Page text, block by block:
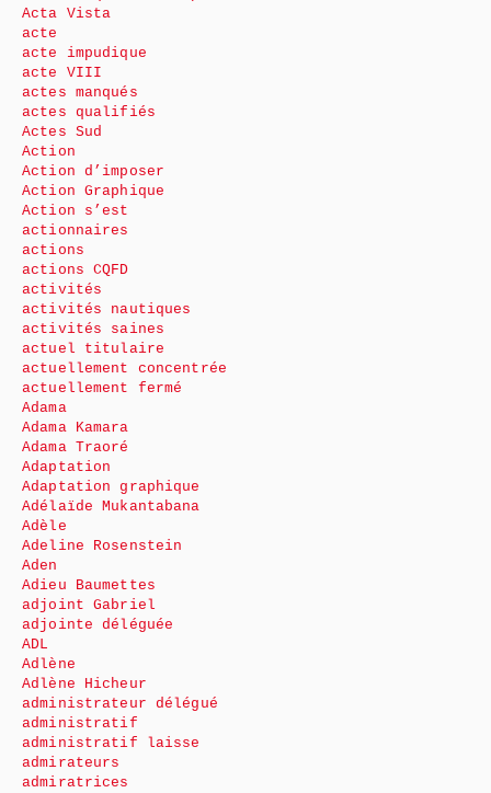
Acta Vista
acte
acte impudique
acte VIII
actes manqués
actes qualifiés
Actes Sud
Action
Action d’imposer
Action Graphique
Action s’est
actionnaires
actions
actions CQFD
activités
activités nautiques
activités saines
actuel titulaire
actuellement concentrée
actuellement fermé
Adama
Adama Kamara
Adama Traoré
Adaptation
Adaptation graphique
Adélaïde Mukantabana
Adèle
Adeline Rosenstein
Aden
Adieu Baumettes
adjoint Gabriel
adjointe déléguée
ADL
Adlène
Adlène Hicheur
administrateur délégué
administratif
administratif laisse
admirateurs
admiratrices